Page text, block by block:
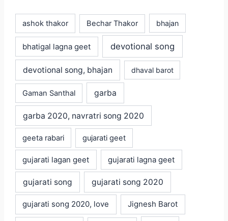
ashok thakor Bechar Thakor bhajan
bhatigal lagna geet devotional song
devotional song, bhajan dhaval barot
Gaman Santhal garba
garba 2020, navratri song 2020
geeta rabari gujarati geet
gujarati lagan geet gujarati lagna geet
gujarati song gujarati song 2020
gujarati song 2020, love Jignesh Barot